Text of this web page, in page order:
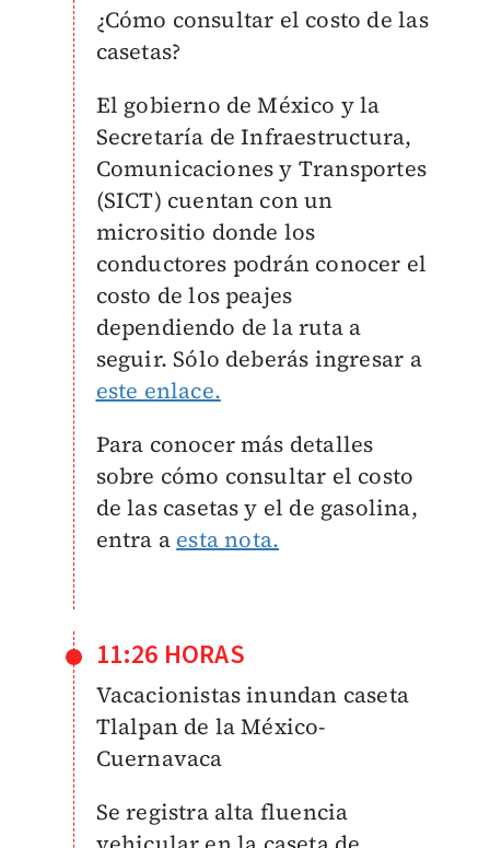
¿Cómo consultar el costo de las
casetas?
El gobierno de México y la
Secretaría de Infraestructura,
Comunicaciones y Transportes
(SICT) cuentan con un
micrositio donde los
conductores podrán conocer el
costo de los peajes
dependiendo de la ruta a
seguir. Sólo deberás ingresar a
este enlace.
Para conocer más detalles
sobre cómo consultar el costo
de las casetas y el de gasolina,
entra a esta nota.
11:26 HORAS
Vacacionistas inundan caseta
Tlalpan de la México-
Cuernavaca
Se registra alta fluencia